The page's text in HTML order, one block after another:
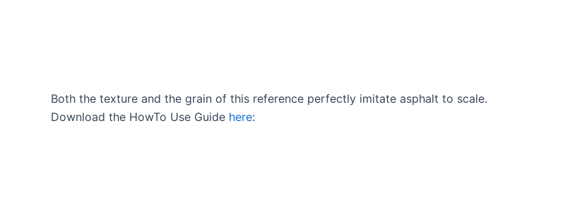
Both the texture and the grain of this reference perfectly imitate asphalt to scale.
Download the HowTo Use Guide here: